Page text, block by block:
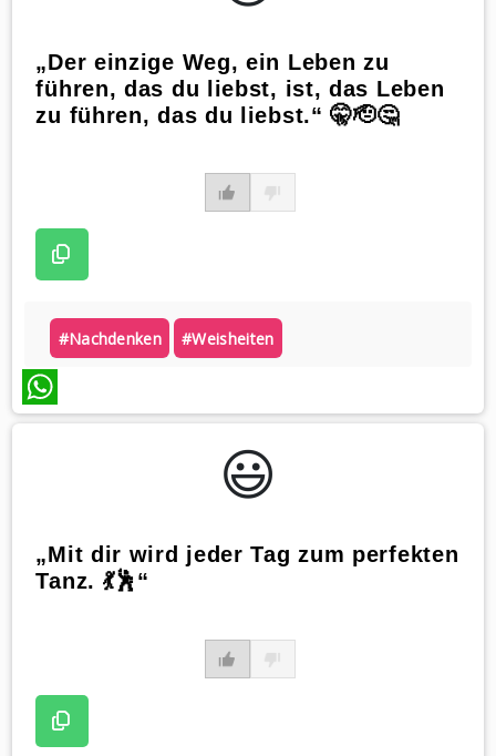
„Der einzige Weg, ein Leben zu
führen, das du liebst, ist, das Leben
zu führen, das du liebst.“ 🤫🫡🤔
#nachdenken #weisheiten
WhatsApp
😃️
„Mit dir wird jeder Tag zum perfekten
Tanz. 💃🕺“